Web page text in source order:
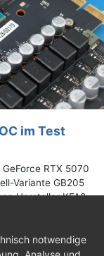
im Test
RTX 5070
Variante GB205
Hersteller KFA2
notwendige